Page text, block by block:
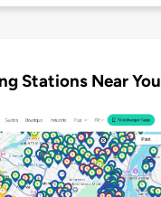
Stations Near You